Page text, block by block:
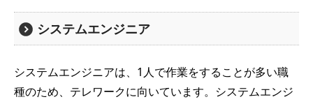
システムエンジニア
システムエンジニアは、1人で作業をすることが多い職
種のため、テレワークに向いています。システムエンジ